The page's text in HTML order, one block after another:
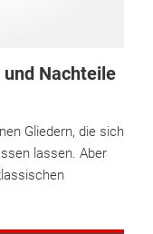
Nachteile
Gliedern, die sich
lassen. Aber